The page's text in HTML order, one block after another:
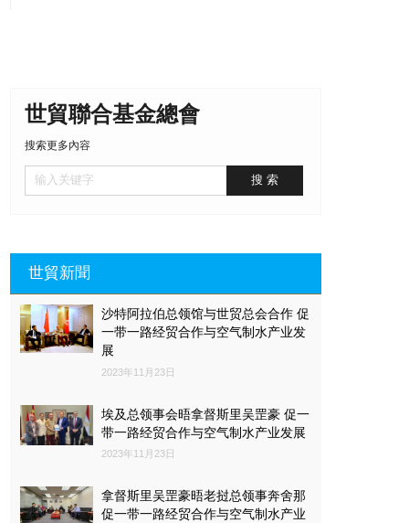
世貿聯合基金總會
搜索更多內容
世貿新聞
沙特阿拉伯总领馆与世贸总会合作 促
一带一路经贸合作与空气制水产业发
展
2023年11月23日
埃及总领事会晤拿督斯里吴罡豪 促一
带一路经贸合作与空气制水产业发展
2023年11月23日
拿督斯里吴罡豪晤老挝总领事奔舍那
促一带一路经贸合作与空气制水产业